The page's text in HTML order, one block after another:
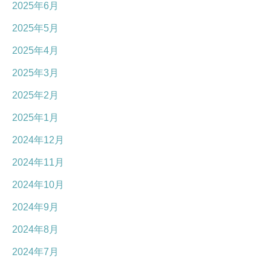
2025年6月
2025年5月
2025年4月
2025年3月
2025年2月
2025年1月
2024年12月
2024年11月
2024年10月
2024年9月
2024年8月
2024年7月